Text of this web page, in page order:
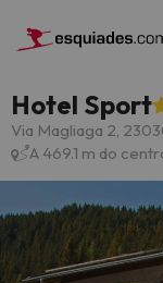
Hotel Sport
Via Magliaga 2,
A 469.1 m do